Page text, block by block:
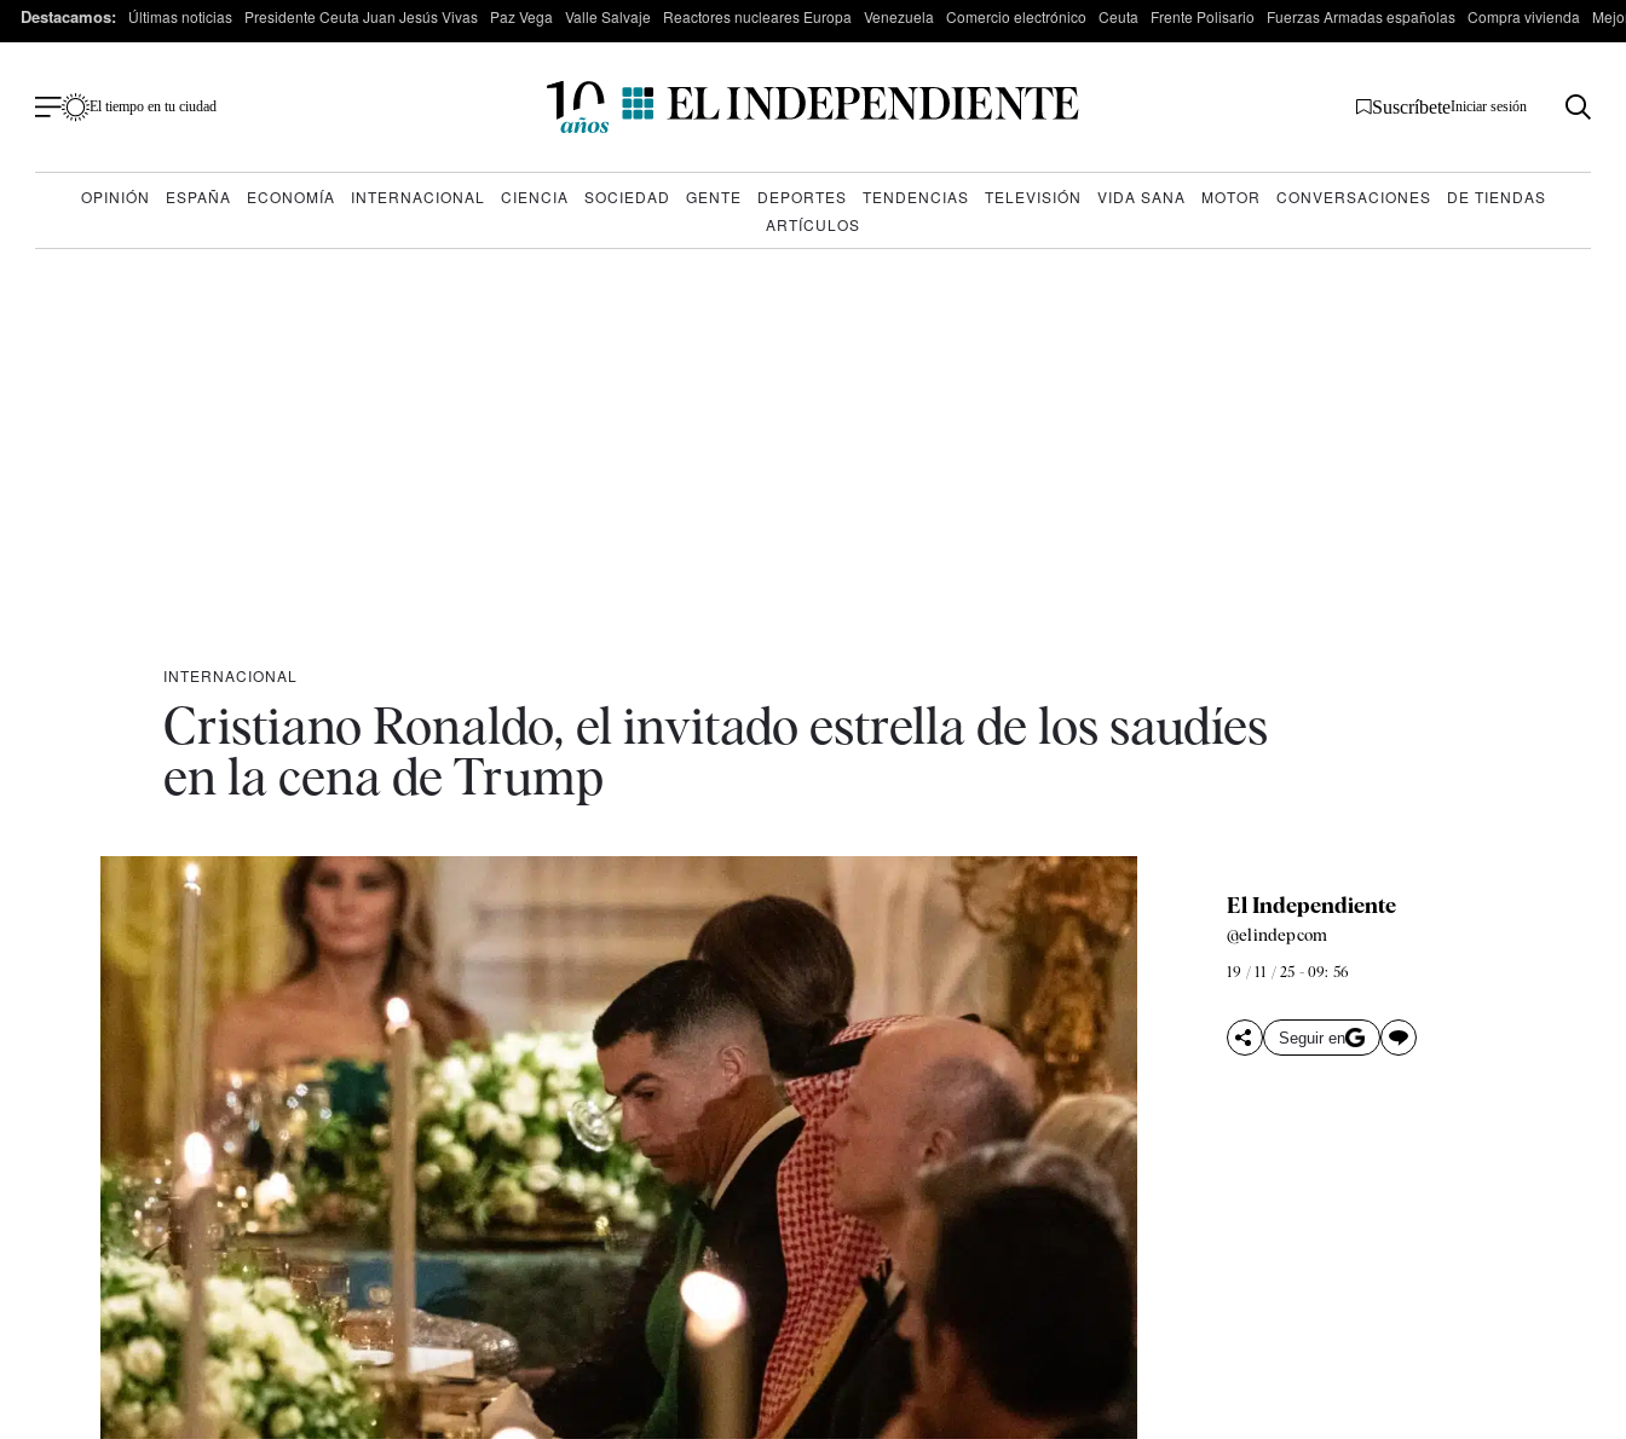
Destacamos: Últimas noticias Presidente Ceuta Juan Jesús Vivas Paz Vega Valle Salvaje Reactores nucleares Europa Venezuela Comercio electrónico Ceuta Frente Polisario Fuerzas Armadas españolas Compra vivienda
El tiempo en tu ciudad SuscríbeteIniciar sesión
OPINIÓN ESPAÑA ECONOMÍA INTERNACIONAL CIENCIA SOCIEDAD GENTE DEPORTES TENDENCIAS TELEVISIÓN VIDA SANA MOTOR CONVERSACIONES
DE TIENDAS
ARTÍCULOS
INTERNACIONAL
Cristiano Ronaldo, el invitado estrella de los saudíes
en la cena de Trump
El Independiente
@elindepcom
19 / 11 / 25 - 09: 56
Seguir en